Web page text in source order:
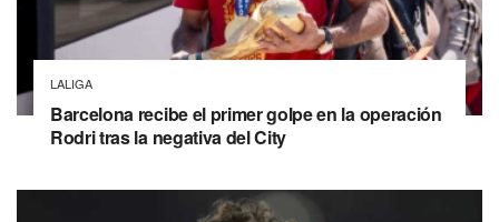
LALIGA
Barcelona recibe el primer golpe en la operación
Rodri tras la negativa del City